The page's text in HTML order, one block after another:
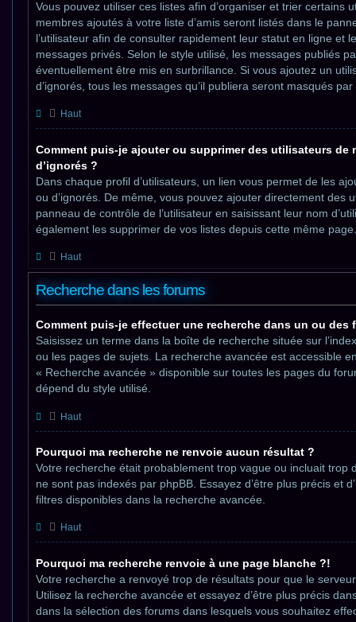
Vous pouvez utiliser ces listes afin d’organiser et trier certains
membres ajoutés à votre liste d’amis seront listés dans le
l’utilisateur afin de consulter rapidement leur statut en ligne et
messages privés. Selon le style utilisé, les messages publiés
éventuellement être mis en surbrillance. Si vous ajoutez un
d’ignorés, tous les messages qu’il publiera seront masqués
Haut
Comment puis-je ajouter ou supprimer des utilisateurs de
d’ignorés ?
Dans chaque profil d’utilisateurs, un lien vous permet de les
ou d’ignorés. De même, vous pouvez ajouter directement des
panneau de contrôle de l’utilisateur en saisissant leur nom
également les supprimer de vos listes depuis cette même page.
Haut
Recherche dans les forums
Comment puis-je effectuer une recherche dans un ou des
Saisissez un terme dans la boîte de recherche située sur
ou les pages de sujets. La recherche avancée est accessible
« Recherche avancée » disponible sur toutes les pages du
dépend du style utilisé.
Haut
Pourquoi ma recherche ne renvoie aucun résultat ?
Votre recherche était probablement trop vague ou incluait trop
ne sont pas indexés par phpBB. Essayez d’être plus précis et
filtres disponibles dans la recherche avancée.
Haut
Pourquoi ma recherche renvoie à une page blanche ?!
Votre recherche a renvoyé trop de résultats pour que le
Utilisez la recherche avancée et essayez d’être plus précis
dans la sélection des forums dans lesquels vous souhaitez